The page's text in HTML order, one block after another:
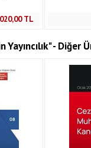
TL
Yayıncılık" - Diğer